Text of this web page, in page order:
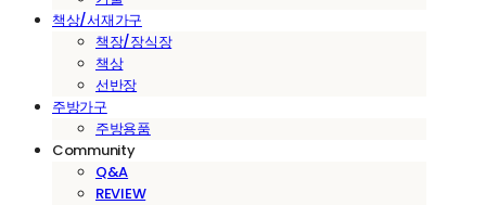
책상/서재가구
책장/장식장
책상
선반장
주방가구
주방용품
Community
Q&A
REVIEW